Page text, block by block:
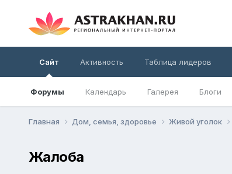
Сайт
Форумы Календарь Галерея Блоги
Активность Таблица лидеров
Главная Дом, семья, здоровье Живой уголок
Жалоба